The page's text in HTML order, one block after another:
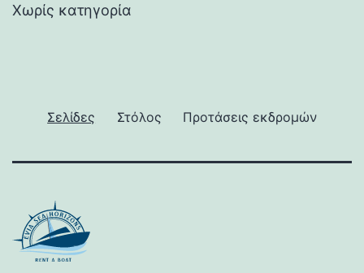
Χωρίς κατηγορία
Σελίδες Στόλος Προτάσεις εκδρομών